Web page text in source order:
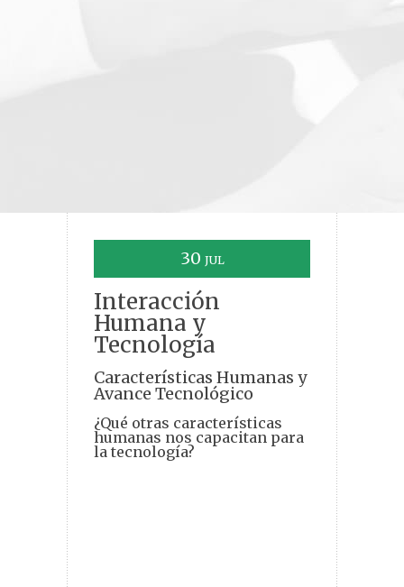
30 JUL
Interacción
Humana y
Tecnología
Características Humanas y
Avance Tecnológico
¿Qué otras características
humanas nos capacitan para
la tecnología?